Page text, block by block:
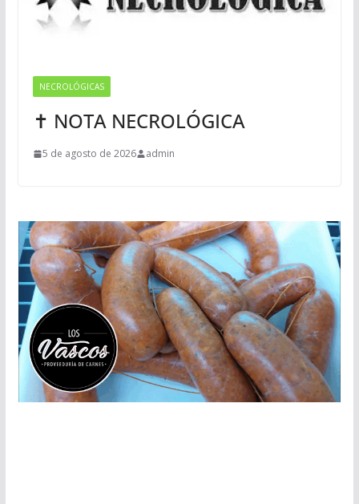
NECROLÓGICAS
✝ NOTA NECROLÓGICA
5 de agosto de 2026 admin